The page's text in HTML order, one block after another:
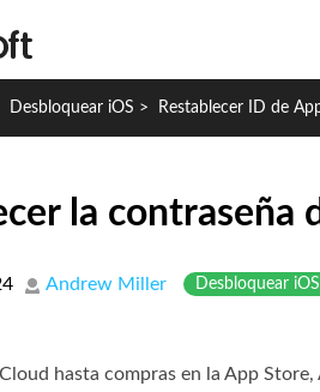
Desbloquear iOS > Restablecer ID de
la contraseña
Andrew Miller Desbloquear iOS
hasta compras en la App